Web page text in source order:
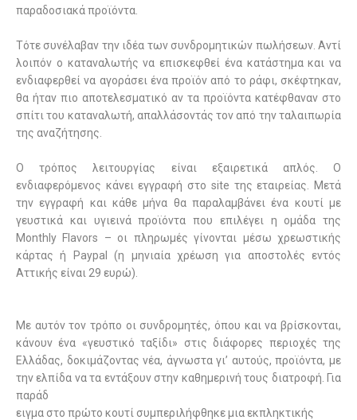
παραδοσιακά προϊόντα.
Τότε συνέλαβαν την ιδέα των συνδρομητικών πωλήσεων. Αντί
λοιπόν ο καταναλωτής να επισκεφθεί ένα κατάστημα και να
ενδιαφερθεί να αγοράσει ένα προϊόν από το ράφι, σκέφτηκαν,
θα ήταν πιο αποτελεσματικό αν τα προϊόντα κατέφθαναν στο
σπίτι του καταναλωτή, απαλλάσοντάς τον από την ταλαιπωρία
της αναζήτησης.
Ο τρόπος λειτουργίας είναι εξαιρετικά απλός. Ο
ενδιαφερόμενος κάνει εγγραφή στο site της εταιρείας. Μετά
την εγγραφή και κάθε μήνα θα παραλαμβάνει ένα κουτί με
γευστικά και υγιεινά προϊόντα που επιλέγει η ομάδα της
Monthly Flavors
– οι πληρωμές γίνονται μέσω χρεωστικής
κάρτας ή Paypal (η μηνιαία χρέωση για αποστολές εντός
Αττικής είναι 29 ευρώ).
Με αυτόν τον τρόπο οι συνδρομητές, όπου και να βρίσκονται,
κάνουν ένα «γευστικό ταξίδι» στις διάφορες περιοχές της
Ελλάδας, δοκιμάζοντας νέα, άγνωστα γι’ αυτούς, προϊόντα, με
την ελπίδα να τα εντάξουν στην καθημερινή τους διατροφή. Για
παράδ
ειγμα στο πρώτο κουτί συμπεριλήφθηκε μια εκπληκτικής